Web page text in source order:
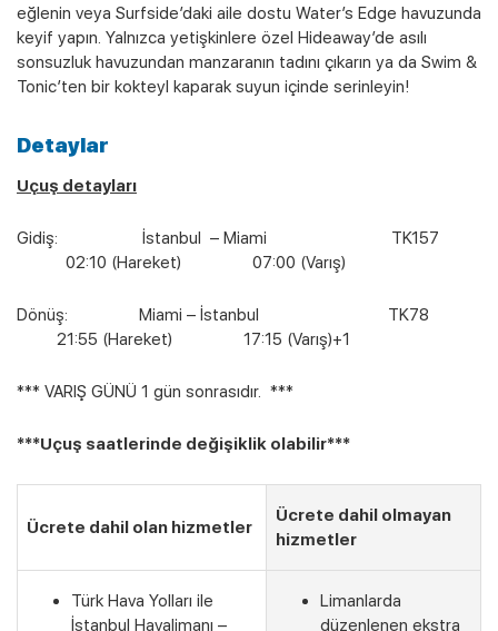
eğlenin veya Surfside’daki aile dostu Water’s Edge havuzunda
keyif yapın. Yalnızca yetişkinlere özel Hideaway’de asılı
sonsuzluk havuzundan manzaranın tadını çıkarın ya da Swim &
Tonic’ten bir kokteyl kaparak suyun içinde serinleyin!
Detaylar
Uçuş detayları
Gidiş: İstanbul – Miami TK157
02:10 (Hareket) 07:00 (Varış)
Dönüş: Miami – İstanbul TK78
21:55 (Hareket) 17:15 (Varış)+1
*** VARIŞ GÜNÜ 1 gün sonrasıdır. ***
***Uçuş saatlerinde değişiklik olabilir***
Ücrete dahil olan hizmetler
Ücrete dahil olmayan
hizmetler
Türk Hava Yolları ile
İstanbul Havalimanı –
Limanlarda
düzenlenen ekstra